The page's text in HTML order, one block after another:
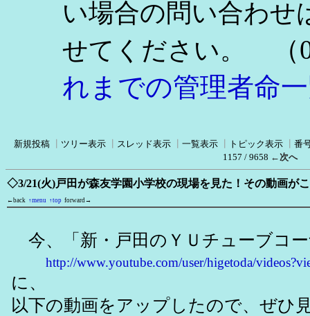
い場合の問い合わせ
せてください。
（
れまでの管理者命
新規投稿 ツリー表示 スレッド表示 一覧表示 トピック表示
番
1157 / 9658 ←次へ
◇3/21(火)戸田が森友学園小学校の現場を見た！その動画が
←back ↑menu ↑top forward→
今、「新・戸田のＹＵチューブコ
http://www.youtube.com/user/higetoda/
に、
以下の動画をアップしたので、ぜひ